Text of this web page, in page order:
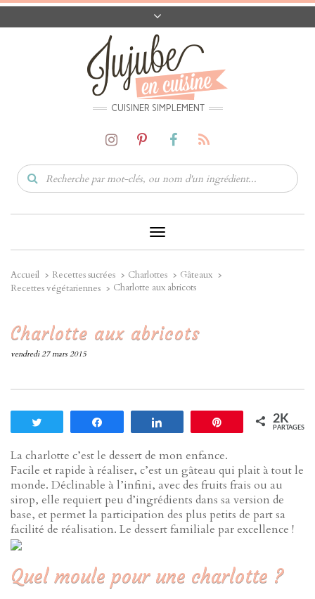
CONTACT
CODES PROMO
MATÉRIEL
CUISINER SIMPLEMENT
Toggle
Navigation
Accueil Recettes sucrées Charlottes
Gâteaux
Recettes végétariennes
Charlotte aux abricots
Charlotte aux abricots
vendredi 27 mars 2015
Enregistrer2K
PARTAGES
La charlotte c’est le dessert de mon enfance.
Facile et rapide à réaliser, c’est un gâteau qui plait à tout le
monde. Déclinable à l’infini, avec des fruits frais ou au
sirop, elle requiert peu d’ingrédients dans sa version de
base, et permet la participation des plus petits de part sa
facilité de réalisation. Le dessert familiale par excellence !
Quel moule pour une charlotte ?